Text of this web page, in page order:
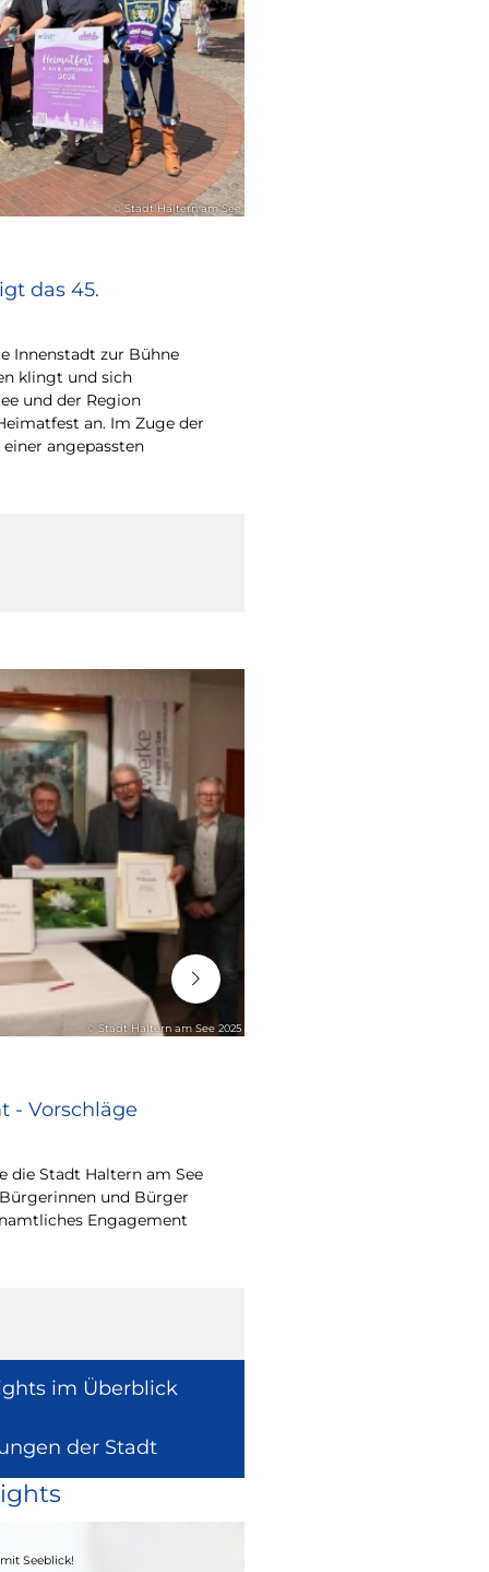
© Stadt Haltern am See
das 45.
Innenstadt zur Bühne
klingt und sich
und der Region
an. Im Zuge der
angepassten
© Stadt Haltern am See 2025
- Vorschläge
die Stadt Haltern am See
und Bürger
Engagement
im Überblick
der Stadt
Seeblick!